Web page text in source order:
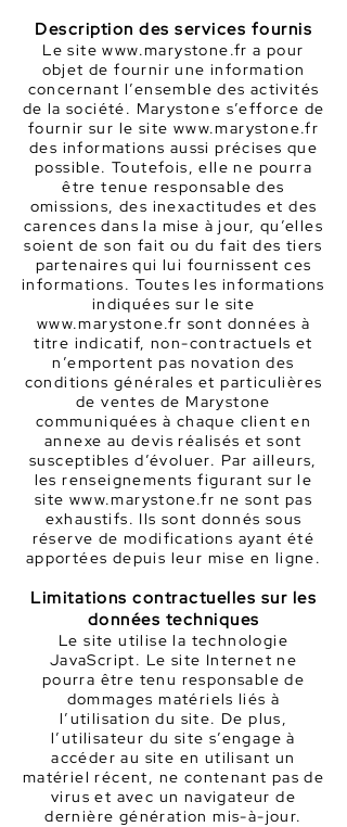
Description des services fournis
Le sitewww.marystone.fr a pour
objet de fournir une information
concernant l’ensemble des activités
de la société. Marystone s’efforce de
fournir sur le site www.marystone.fr
des informations aussi précises que
possible. Toutefois, elle ne pourra
être tenue responsable des
omissions, des inexactitudes et des
carences dans la mise à jour, qu’elles
soient de son fait ou du fait des tiers
partenaires qui lui fournissent ces
informations. Toutes les informations
indiquées sur le site
www.marystone.fr sont données à
titre indicatif, non-contractuels et
n’emportent pas novation des
conditions générales et particulières
de ventes de Marystone
communiquées à chaque client en
annexe au devis réalisés et sont
susceptibles d’évoluer. Par ailleurs,
les renseignements figurant sur le
site www.marystone.fr ne sont pas
exhaustifs. Ils sont donnés sous
réserve de modifications ayant été
apportées depuis leur mise en ligne.
Limitations contractuelles sur les
données techniques
Le site utilise la technologie
JavaScript. Le site Internet ne
pourra être tenu responsable de
dommages matériels liés à
l’utilisation du site. De plus,
l’utilisateur du site s’engage à
accéder au site en utilisant un
matériel récent, ne contenant pas de
virus et avec un navigateur de
dernière génération mis-à-jour.